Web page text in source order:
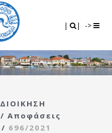
| | ->
ΔΙΟΙΚΗΣΗ
/ Αποφάσεις
/ 696/2021